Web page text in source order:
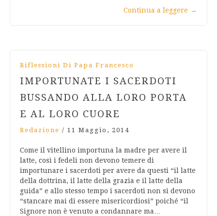
Continua a leggere →
Riflessioni Di Papa Francesco
IMPORTUNATE I SACERDOTI
BUSSANDO ALLA LORO PORTA
E AL LORO CUORE
Redazione / 11 Maggio, 2014
Come il vitellino importuna la madre per avere il
latte, così i fedeli non devono temere di
importunare i sacerdoti per avere da questi “il latte
della dottrina, il latte della grazia e il latte della
guida” e allo stesso tempo i sacerdoti non si devono
“stancare mai di essere misericordiosi” poiché “il
Signore non è venuto a condannare ma…